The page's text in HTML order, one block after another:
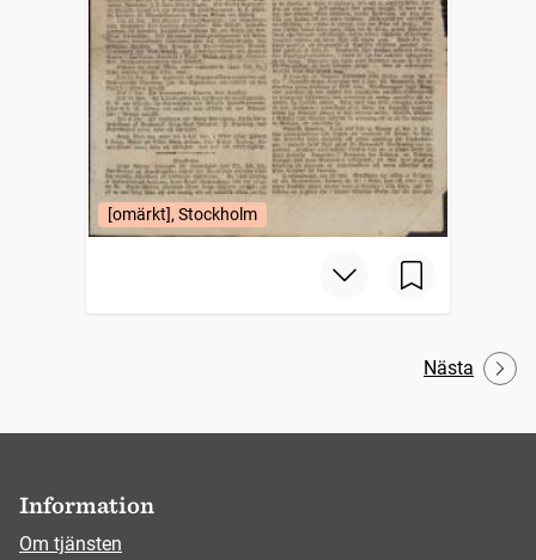
[omärkt], Stockholm
Nästa
Information
Om tjänsten